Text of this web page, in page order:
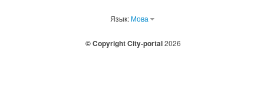
Язык: Мова
© Copyright City-portal2026